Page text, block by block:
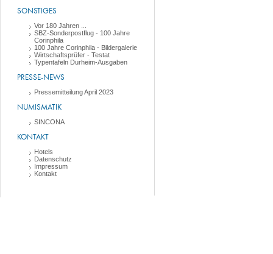
SONSTIGES
Vor 180 Jahren ...
SBZ-Sonderpostflug - 100 Jahre
Corinphila
100 Jahre Corinphila - Bildergalerie
Wirtschaftsprüfer - Testat
Typentafeln Durheim-Ausgaben
PRESSE-NEWS
Pressemitteilung April 2023
NUMISMATIK
SINCONA
KONTAKT
Hotels
Datenschutz
Impressum
Kontakt